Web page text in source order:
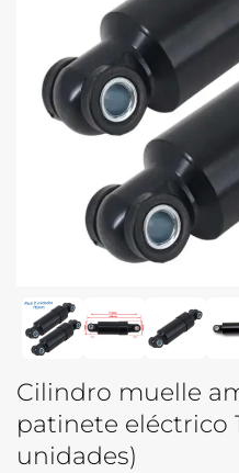
Cilindro muelle
patinete eléctrico
unidades)